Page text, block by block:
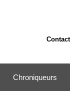
Chroniqueurs